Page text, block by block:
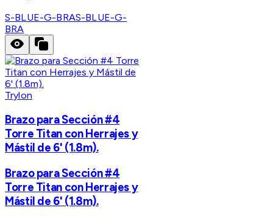
S-BLUE-G-BRAS-BLUE-G-
BRA
Trylon
Brazo para Sección #4
Torre Titan con Herrajes y
Mástil de 6' (1.8m).
Brazo para Sección #4
Torre Titan con Herrajes y
Mástil de 6' (1.8m).